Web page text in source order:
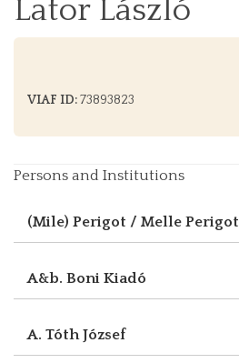
Lator László
VIAF ID:73893823
Persons and Institutions
(Mile) Perigot / Melle Perigot
A&b. Boni Kiadó
A. Tóth József